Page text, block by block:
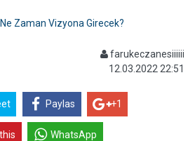
Zaman Vizyona Girecek?
farukeczanesiiiiii
12.03.2022 22:51
Paylas +1
WhatsApp